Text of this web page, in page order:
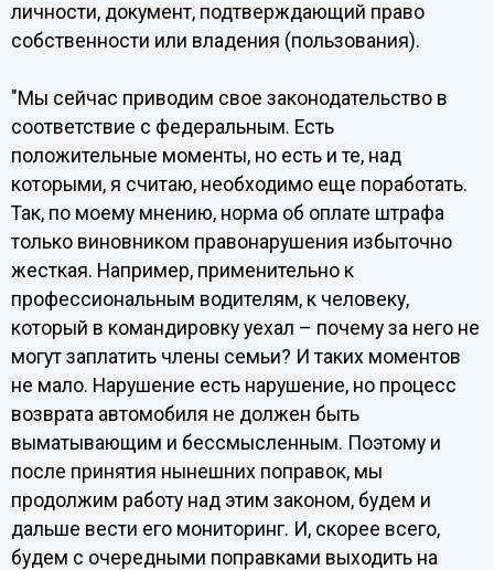
личности, документ, подтверждающий право
собственности или владения (пользования).
"Мы сейчас приводим свое законодательство в
соответствие с федеральным. Есть
положительные моменты, но есть и те, над
которыми, я считаю, необходимо еще поработать.
Так, по моему мнению, норма об оплате штрафа
только виновником правонарушения избыточно
жесткая. Например, применительно к
профессиональным водителям, к человеку,
который в командировку уехал – почему за него не
могут заплатить члены семьи? И таких моментов
не мало. Нарушение есть нарушение, но процесс
возврата автомобиля не должен быть
выматывающим и бессмысленным. Поэтому и
после принятия нынешних поправок, мы
продолжим работу над этим законом, будем и
дальше вести его мониторинг. И, скорее всего,
будем с очередными поправками выходить на